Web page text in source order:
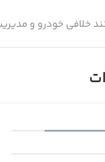
خلافی خودرو و